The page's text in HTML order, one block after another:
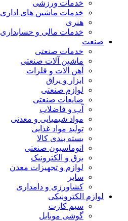
خدمات ورزشی
خدمات ماشین های اداری
هنری
خدمات مالی و حسابداری
صنعت
خدمات صنعتی
ماشین آلات صنعتی
آهن آلات و فلزات
ابزار و یراق
لوازم صنعتی
ضایعات صنعتی
آب و فاضلاب
مواد شیمیایی و معدنی
تولید مواد غذایی
بسته بندی کالا
اتوماسیون صنعتی
برق و الکترونیک
لوازم و تجهیزات معدن
سایر
کشاورزی و دامداری
لوازم الکترونیکی
سیم کارت
گوشی موبایل